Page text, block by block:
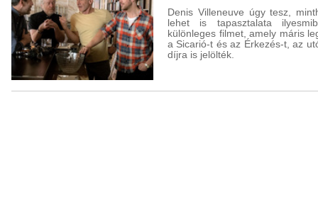
Denis Villeneuve úgy tesz,
lehet is tapasztalata
különleges filmet, amely máris
a Sicarió-t és az Érkezés-t, az
díjra is jelölték.